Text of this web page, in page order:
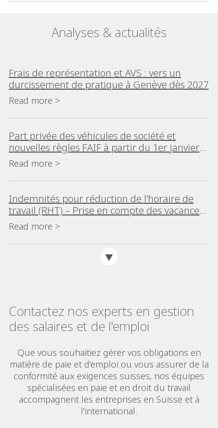
Analyses & actualités
Frais de représentation et AVS : vers un
durcissement de pratique à Genève dès 2027
Read more >
Part privée des véhicules de société et
nouvelles règles FAIF à partir du 1er janvier
2022
Read more >
Indemnités pour réduction de l’horaire de
travail (RHT) – Prise en compte des vacances
et jours fériés dans l’indemnisation
Read more >
Contactez nos experts en gestion
des salaires et de l'emploi
Que vous souhaitiez gérer vos obligations en
matière de paie et d'emploi ou vous assurer de la
conformité aux exigences suisses, nos équipes
spécialisées en paie et en droit du travail
accompagnent les entreprises en Suisse et à
l'international.